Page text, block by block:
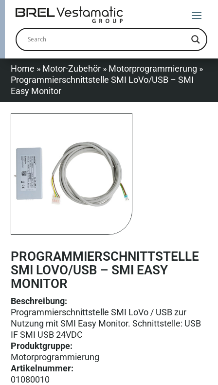
Home » Motor-Zubehör » Motorprogrammierung »
Programmierschnittstelle SMI LoVo/USB – SMI
Easy Monitor
PROGRAMMIERSCHNITTSTELLE
SMI LOVO/USB – SMI EASY
MONITOR
Beschreibung:
Programmierschnittstelle SMI LoVo / USB zur
Nutzung mit SMI Easy Monitor. Schnittstelle: USB
IF SMI USB 24VDC
Produktgruppe:
Motorprogrammierung
Artikelnummer:
01080010